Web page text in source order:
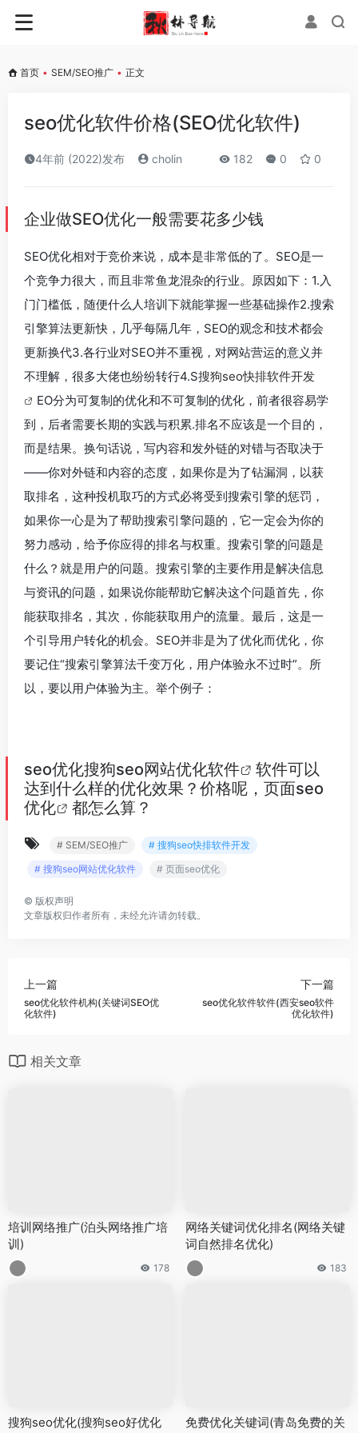
首页 • SEM/SEO推广 • 正文
seo优化软件价格(SEO优化软件)
4年前 (2022)发布 cholin 182 0 0
企业做SEO优化一般需要花多少钱
SEO优化相对于竞价来说，成本是非常低的了。SEO是一
个竞争力很大，而且非常鱼龙混杂的行业。原因如下：1.入
门门槛低，随便什么人培训下就能掌握一些基础操作2.搜索
引擎算法更新快，几乎每隔几年，SEO的观念和技术都会
更新换代3.各行业对SEO并不重视，对网站营运的意义并
不理解，很多大佬也纷纷转行4.S搜狗seo快排软件开发
EO分为可复制的优化和不可复制的优化，前者很容易学
到，后者需要长期的实践与积累.排名不应该是一个目的，
而是结果。换句话说，写内容和发外链的对错与否取决于
——你对外链和内容的态度，如果你是为了钻漏洞，以获
取排名，这种投机取巧的方式必将受到搜索引擎的惩罚，
如果你一心是为了帮助搜索引擎问题的，它一定会为你的
努力感动，给予你应得的排名与权重。搜索引擎的问题是
什么？就是用户的问题。搜索引擎的主要作用是解决信息
与资讯的问题，如果说你能帮助它解决这个问题首先，你
能获取排名，其次，你能获取用户的流量。最后，这是一
个引导用户转化的机会。SEO并非是为了优化而优化，你
要记住“搜索引擎算法千变万化，用户体验永不过时”。所
以，要以用户体验为主。举个例子：
seo优化搜狗seo网站优化软件
软件可以
达到什么样的优化效果？价格呢， 页面seo
优化
都怎么算？
# SEM/SEO推广
# 搜狗seo快排软件开发
# 搜狗seo网站优化软件
# 页面seo优化
© 版权声明
文章版权归作者所有，未经允许请勿转载。
上一篇
seo优化软件机构(关键词SEO优
化软件)
下一篇
seo优化软件软件(西安seo软件
优化软件)
相关文章
培训网络推广(泊头网络推广培
训)
178
网络关键词优化排名(网络关键
词自然排名优化)
183
搜狗seo优化(搜狗seo好优化
免费优化关键词(青岛免费的关